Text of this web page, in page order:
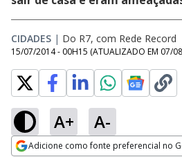
CIDADES | Do R7, com Rede Record
15/07/2014 - 00H15 (ATUALIZADO EM 07/
A+ A-
Adicione como fonte preferencial no